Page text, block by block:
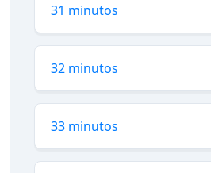
31 minutos
32 minutos
33 minutos